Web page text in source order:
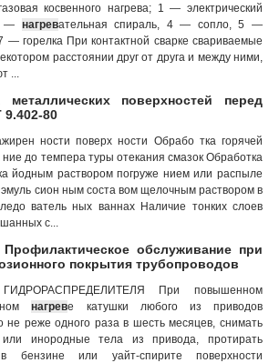
косвенного нагрева; 1 — электрический
— нагревательная спираль, 4 — сопло, 5 —
горелка При контактной сварке свариваемые
расстоянии друг от друга и между ними,
...
металлических поверхностей перед
80
ности поверх ности Обрабо тка горячей
ние до темпера туры отекания смазок Обработка
йодным раствором погруже нием или распыле
сион ным соста вом щелочным раствором в
ватель ных ваннах Наличие тонких слоев
с...
обслуживание при
покрытия трубопроводов
При повышенном
нагреве катушки любого из приводов
не реже одного раза в шесть месяцев, снимать
или инородные тела из привода, протирать
бензине или уайт-спирите поверхности